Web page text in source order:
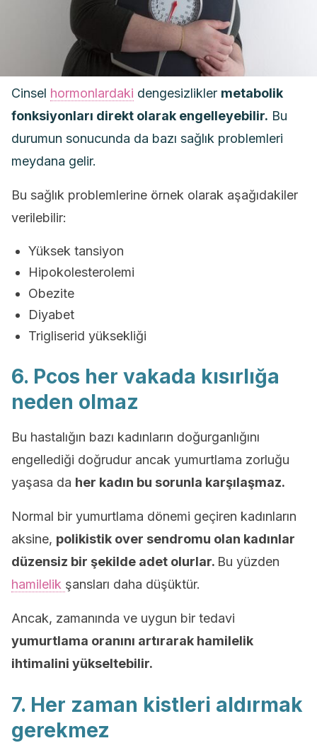
Cinsel hormonlardaki dengesizlikler metabolik
fonksiyonları direkt olarak engelleyebilir. Bu
durumun sonucunda da bazı sağlık problemleri
meydana gelir.
Bu sağlık problemlerine örnek olarak aşağıdakiler
verilebilir:
Yüksek tansiyon
Hipokolesterolemi
Obezite
Diyabet
Trigliserid yüksekliği
6. Pcos her vakada kısırlığa
neden olmaz
Bu hastalığın bazı kadınların doğurganlığını
engellediği doğrudur ancak yumurtlama zorluğu
yaşasa da her kadın bu sorunla karşılaşmaz.
Normal bir yumurtlama dönemi geçiren kadınların
aksine, polikistik over sendromu olan kadınlar
düzensiz bir şekilde adet olurlar. Bu yüzden
hamilelik şansları daha düşüktür.
Ancak, zamanında ve uygun bir tedavi
yumurtlama oranını artırarak hamilelik
ihtimalini yükseltebilir.
7. Her zaman kistleri aldırmak
gerekmez